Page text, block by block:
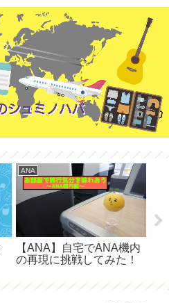
ANA
【ANA】自宅でANA機内
の再現に挑戦してみた！
編